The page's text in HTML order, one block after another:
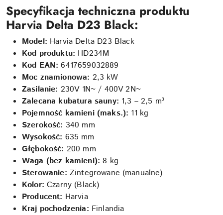
Specyfikacja techniczna produktu
Harvia Delta D23 Black:
Model: Harvia Delta D23 Black
Kod produktu: HD234M
Kod EAN: 6417659032889
Moc znamionowa: 2,3 kW
Zasilanie: 230V 1N~ / 400V 2N~
Zalecana kubatura sauny: 1,3 – 2,5 m³
Pojemność kamieni (maks.): 11 kg
Szerokość: 340 mm
Wysokość: 635 mm
Głębokość: 200 mm
Waga (bez kamieni): 8 kg
Sterowanie: Zintegrowane (manualne)
Kolor: Czarny (Black)
Producent: Harvia
Kraj pochodzenia: Finlandia